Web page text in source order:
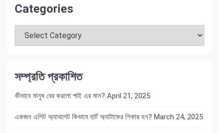
Categories
সম্প্রতি প্রকাশিত
কীভাবে মানুষ বের করলো পাই এর মান? April 21, 2025
একজন এলিট অ্যাথলেট কিভাবে হার্ট অ্যাটাকের শিকার হন? March 24, 2025